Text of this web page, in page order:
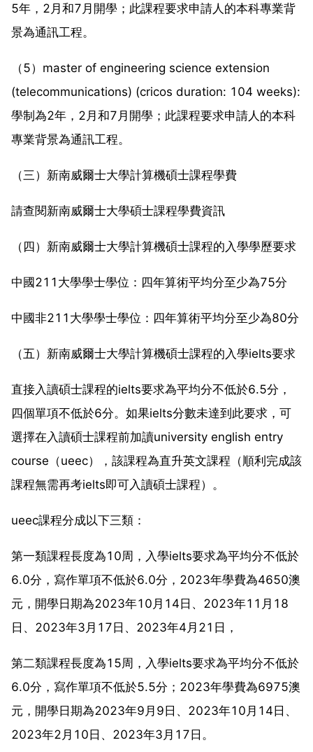
5年，2月和7月開學；此課程要求申請人的本科專業背
景為通訊工程。
（5）master of engineering science extension
(telecommunications) (cricos duration: 104 weeks):
學制為2年，2月和7月開學；此課程要求申請人的本科
專業背景為通訊工程。
（三）新南威爾士大學計算機碩士課程學費
請查閱新南威爾士大學碩士課程學費資訊
（四）新南威爾士大學計算機碩士課程的入學學歷要求
中國211大學學士學位：四年算術平均分至少為75分
中國非211大學學士學位：四年算術平均分至少為80分
（五）新南威爾士大學計算機碩士課程的入學ielts要求
直接入讀碩士課程的ielts要求為平均分不低於6.5分，
四個單項不低於6分。如果ielts分數未達到此要求，可
選擇在入讀碩士課程前加讀university english entry
course（ueec），該課程為直升英文課程（順利完成該
課程無需再考ielts即可入讀碩士課程）。
ueec課程分成以下三類：
第一類課程長度為10周，入學ielts要求為平均分不低於
6.0分，寫作單項不低於6.0分，2023年學費為4650澳
元，開學日期為2023年10月14日、2023年11月18
日、2023年3月17日、2023年4月21日，
第二類課程長度為15周，入學ielts要求為平均分不低於
6.0分，寫作單項不低於5.5分；2023年學費為6975澳
元，開學日期為2023年9月9日、2023年10月14日、
2023年2月10日、2023年3月17日。